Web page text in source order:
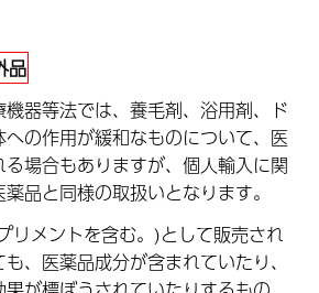
品
器等法では、養毛剤、浴用剤、ド
の作用が緩和なものについて、医
場合もありますが、個人輸入に関
品と同様の取扱いとなります。
リメントを含む。)として販売され
、医薬品成分が含まれていたり、